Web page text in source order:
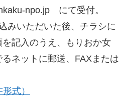
npo.jp にて受付。
みいただいた後、チラシに
記入のうえ、もりおか女
ネットに郵送、FAXまたは
形式）